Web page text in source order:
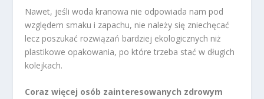
Nawet, jeśli woda kranowa nie odpowiada nam pod
względem smaku i zapachu, nie należy się zniechęcać
lecz poszukać rozwiązań bardziej ekologicznych niż
plastikowe opakowania, po które trzeba stać w długich
kolejkach.
Coraz więcej osób zainteresowanych zdrowym